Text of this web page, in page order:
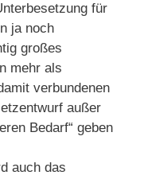
für
ja noch
großes
mehr als
verbundenen
außer
Bedarf“ geben
auch das